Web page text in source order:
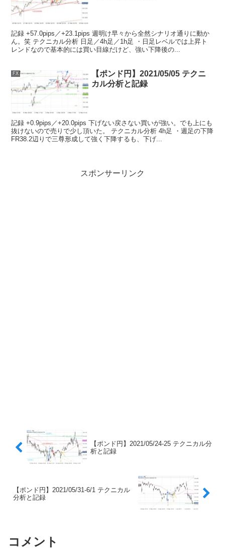
記録 +57.0pips／+23.1pips 週明け早々から全然シナリオ通りに動か
ん。笑 テクニカル分析 日足／4h足／1h足 ・日足レベルでは上昇ト
レンドなので基本的には買い目線だけど、強い下降後の...
FX
【ポンド円】2021/05/05 テクニ
カル分析と記録
記録 +0.9pips／+20.0pips 下げない戻さない買いが強い。でも上にも
抜けないので売りで少し頂いた。 テクニカル分析 4h足 ・週足の下降
FR38.2辺りで三尊形成して強く下降するも、下げ...
スポンサーリンク
【ポンド円】2021/05/24-25 テクニカル分
析と記録
【ポンド円】2021/05/31-6/1 テクニカル
分析と記録
コメント